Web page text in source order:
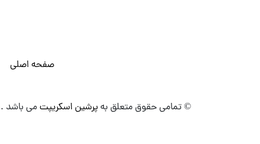
صفحه اصلی
© تمامی حقوق متعلق بهپرشین اسکریپتمی باشد . ۱۳۸۵ - ۱۴۰۰